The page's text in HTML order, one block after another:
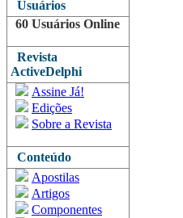
Usuários
60 Usuários Online
Revista
ActiveDelphi
Assine Já!
Edições
Sobre a Revista
Conteúdo
Apostilas
Artigos
Componentes